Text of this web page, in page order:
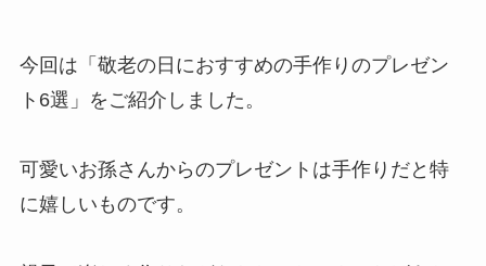
今回は「敬老の日におすすめの手作りのプレゼン
ト6選」をご紹介しました。
可愛いお孫さんからのプレゼントは手作りだと特
に嬉しいものです。